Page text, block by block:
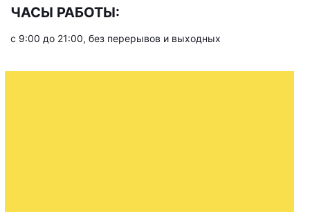
ЧАСЫ РАБОТЫ:
с 9:00 до 21:00, без перерывов и выходных